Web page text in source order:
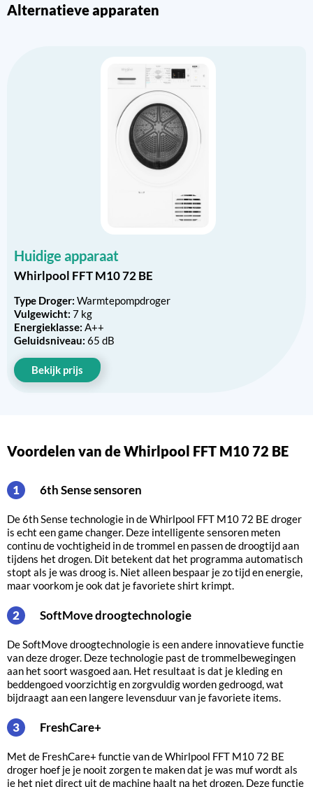
Alternatieve apparaten
Huidige apparaat
Whirlpool FFT M10 72 BE
Type Droger: Warmtepompdroger
Vulgewicht: 7 kg
Energieklasse: A++
Geluidsniveau: 65 dB
Bekijk prijs
Voordelen van de Whirlpool FFT M10 72 BE
1 6th Sense sensoren
De 6th Sense technologie in de Whirlpool FFT M10 72 BE droger
is echt een game changer. Deze intelligente sensoren meten
continu de vochtigheid in de trommel en passen de droogtijd aan
tijdens het drogen. Dit betekent dat het programma automatisch
stopt als je was droog is. Niet alleen bespaar je zo tijd en energie,
maar voorkom je ook dat je favoriete shirt krimpt.
2 SoftMove droogtechnologie
De SoftMove droogtechnologie is een andere innovatieve functie
van deze droger. Deze technologie past de trommelbewegingen
aan het soort wasgoed aan. Het resultaat is dat je kleding en
beddengoed voorzichtig en zorgvuldig worden gedroogd, wat
bijdraagt aan een langere levensduur van je favoriete items.
3 FreshCare+
Met de FreshCare+ functie van de Whirlpool FFT M10 72 BE
droger hoef je je nooit zorgen te maken dat je was muf wordt als
je het niet direct uit de machine haalt na het drogen. Deze functie